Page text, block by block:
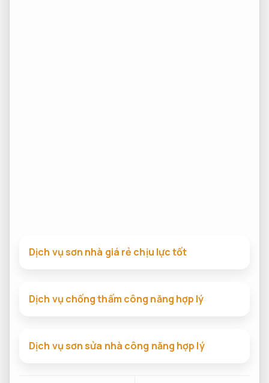
Dịch vụ sơn nhà giá rẻ chịu lực tốt
Dịch vụ chống thấm công năng hợp lý
Dịch vụ sơn sửa nhà công năng hợp lý